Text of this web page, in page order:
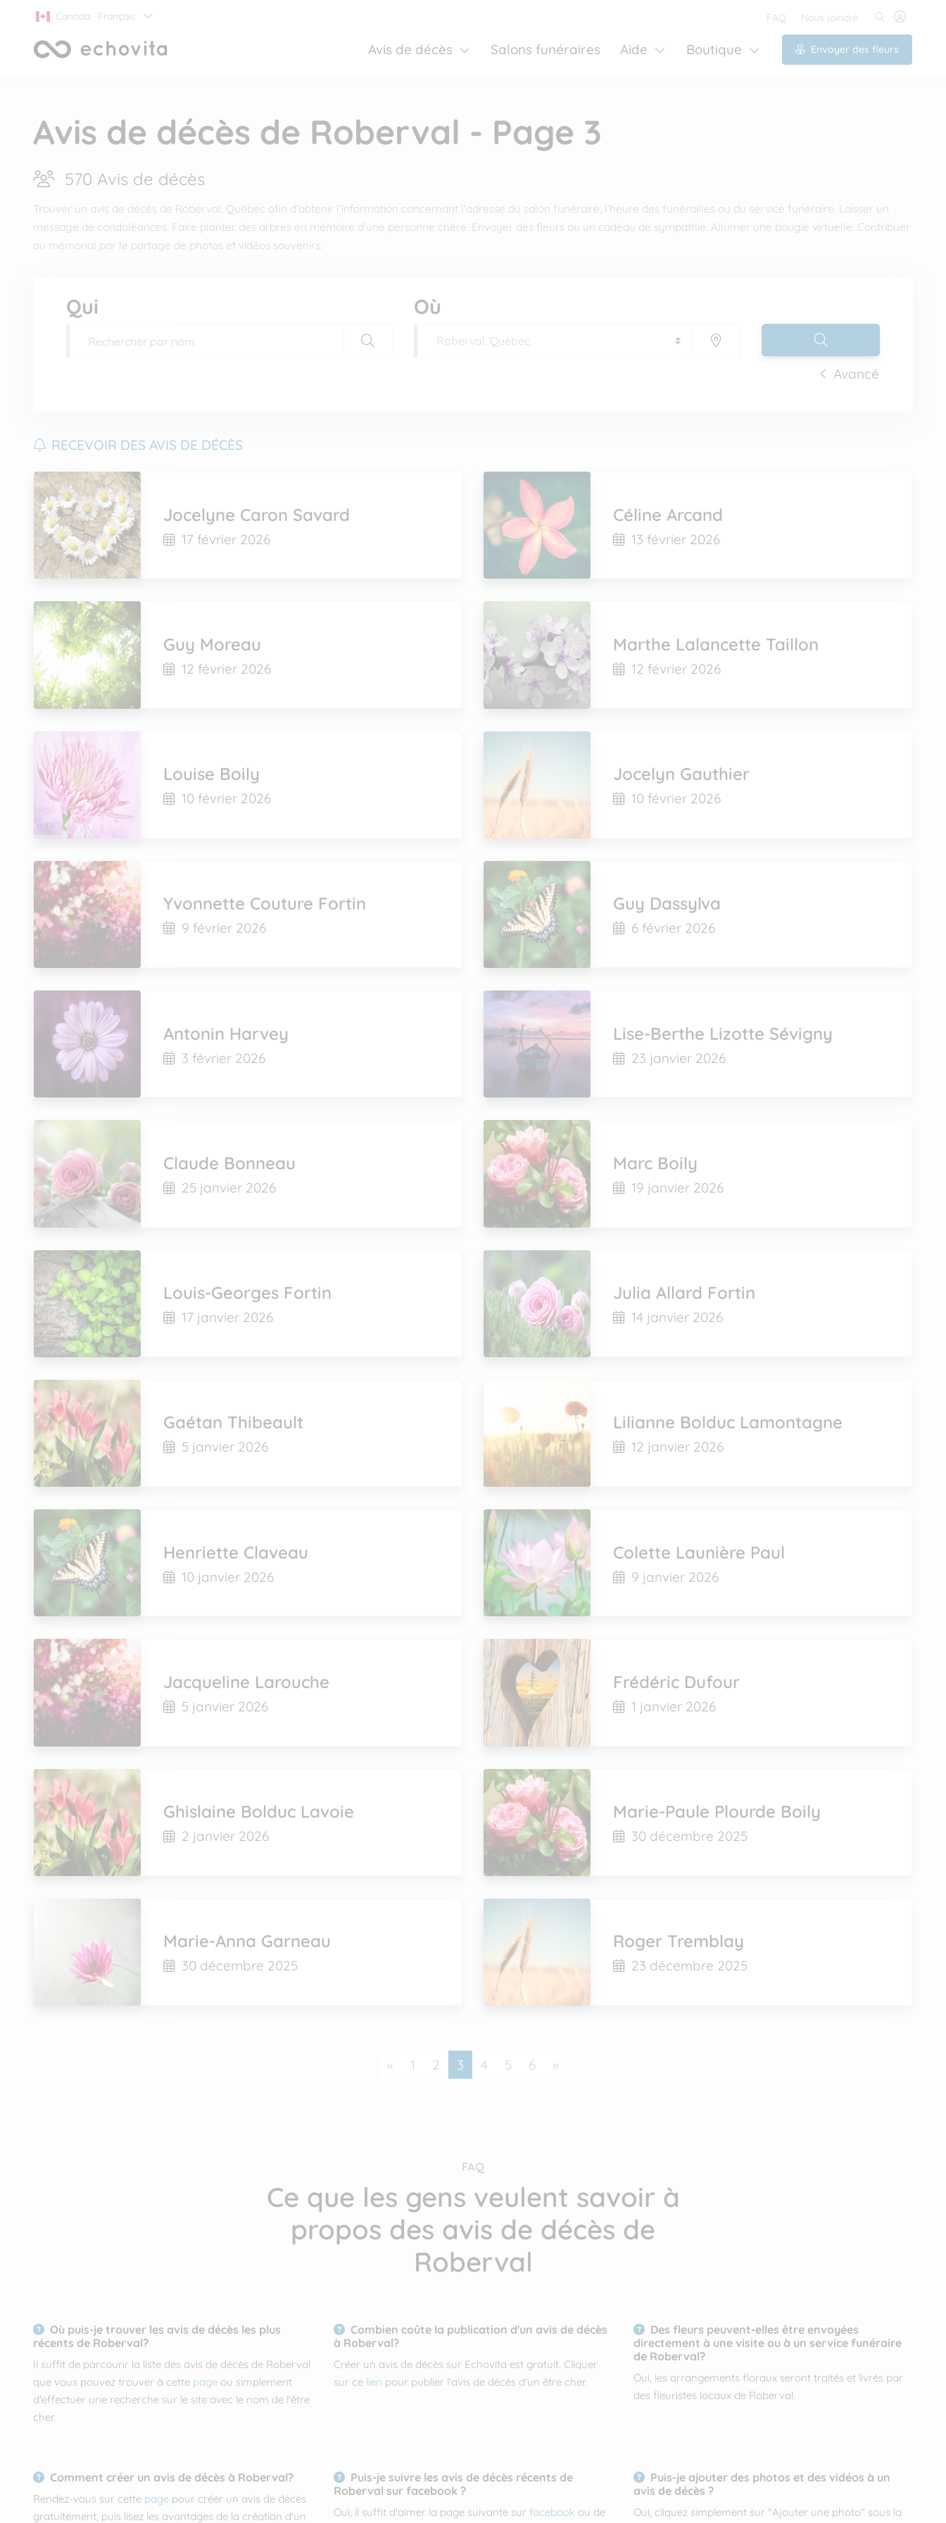
Canada · Français FAQ Nous joindre
Avis de décès Salons funéraires Aide Boutique Envoyer des fleurs
Avis de décès de Roberval - Page 3
570 Avis de décès
Trouver un avis de décès de Roberval, Québec afin d’obtenir l’information concernant l'adresse du salon funéraire, l'heure des funérailles ou du service funéraire. Laisser un
message de condoléances. Faire planter des arbres en mémoire d’une personne chère. Envoyer des fleurs ou un cadeau de sympathie. Allumer une bougie virtuelle. Contribuer
au mémorial par le partage de photos et vidéos souvenirs.
Qui Où
Avancé
RECEVOIR DES AVIS DE DÉCÈS
Jocelyne Caron Savard
17 février 2026
Céline Arcand
13 février 2026
Guy Moreau
12 février 2026
Marthe Lalancette Taillon
12 février 2026
Louise Boily
10 février 2026
Jocelyn Gauthier
10 février 2026
Yvonnette Couture Fortin
9 février 2026
Guy Dassylva
6 février 2026
Antonin Harvey
3 février 2026
Lise-Berthe Lizotte Sévigny
23 janvier 2026
Claude Bonneau
25 janvier 2026
Marc Boily
19 janvier 2026
Louis-Georges Fortin
17 janvier 2026
Julia Allard Fortin
14 janvier 2026
Gaétan Thibeault
5 janvier 2026
Lilianne Bolduc Lamontagne
12 janvier 2026
Henriette Claveau
10 janvier 2026
Colette Launière Paul
9 janvier 2026
Jacqueline Larouche
5 janvier 2026
Frédéric Dufour
1 janvier 2026
Ghislaine Bolduc Lavoie
2 janvier 2026
Marie-Paule Plourde Boily
30 décembre 2025
Marie-Anna Garneau
30 décembre 2025
Roger Tremblay
23 décembre 2025
« Précédent
1 2 3 4 5 6 »
FAQ
Ce que les gens veulent savoir à
propos des avis de décès de
Roberval
Où puis-je trouver les avis de décès les plus
récents de Roberval?
Il suffit de parcourir la liste des avis de décès de Roberval
que vous pouvez trouver à cette page ou simplement
d'effectuer une recherche sur le site avec le nom de l'être
cher.
Combien coûte la publication d'un avis de décès
à Roberval?
Créer un avis de décès sur Echovita est gratuit. Cliquer
sur ce lien pour publier l'avis de décès d'un être cher.
Des fleurs peuvent-elles être envoyées
directement à une visite ou à un service funéraire
de Roberval?
Oui, les arrangements floraux seront traités et livrés par
des fleuristes locaux de Roberval.
Comment créer un avis de décès à Roberval?
Rendez-vous sur cette page pour créer un avis de décès
gratuitement, puis lisez les avantages de la création d'un
Puis-je suivre les avis de décès récents de
Roberval sur facebook ?
Oui, il suffit d'aimer la page suivante sur facebook ou de
Puis-je ajouter des photos et des vidéos à un
avis de décès ?
Oui, cliquez simplement sur "Ajouter une photo" sous la